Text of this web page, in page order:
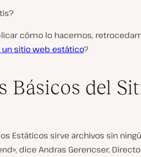
cómo lo hacemos,
un sitio web estático?
Básicos del
Estáticos sirve archivos sin
dice Andras Gerencser,